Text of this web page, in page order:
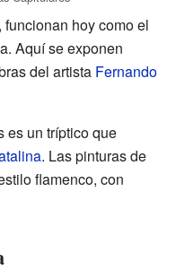
hoy como el
Aquí se exponen
del artista Fernando
es un tríptico que
. Las pinturas de
flamenco, con